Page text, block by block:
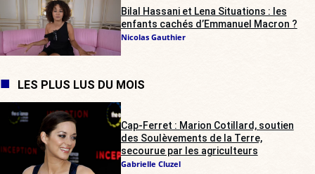
Bilal Hassani et Lena Situations : les
enfants cachés d’Emmanuel Macron ?
Nicolas Gauthier
LES PLUS LUS DU MOIS
Cap-Ferret : Marion Cotillard, soutien
des Soulèvements de la Terre,
secourue par les agriculteurs
Gabrielle Cluzel